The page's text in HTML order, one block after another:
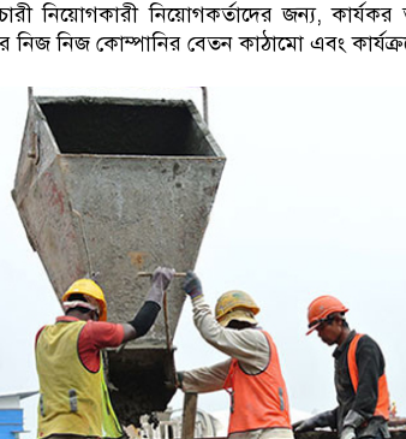
নিয়োগকারী নিয়োগকর্তাদের জন্য,
নিজ নিজ কোম্পানির বেতন কাঠামো এবং